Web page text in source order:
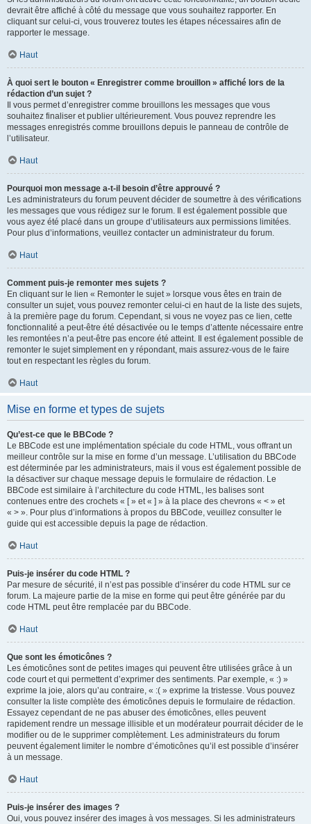
devrait être affiché à côté du message que vous souhaitez rapporter. En
cliquant sur celui-ci, vous trouverez toutes les étapes nécessaires afin de
rapporter le message.
Haut
À quoi sert le bouton « Enregistrer comme brouillon » affiché lors de la
rédaction d’un sujet ?
Il vous permet d’enregistrer comme brouillons les messages que vous
souhaitez finaliser et publier ultérieurement. Vous pouvez reprendre les
messages enregistrés comme brouillons depuis le panneau de contrôle de
l’utilisateur.
Haut
Pourquoi mon message a-t-il besoin d’être approuvé ?
Les administrateurs du forum peuvent décider de soumettre à des vérifications
les messages que vous rédigez sur le forum. Il est également possible que
vous ayez été placé dans un groupe d’utilisateurs aux permissions limitées.
Pour plus d’informations, veuillez contacter un administrateur du forum.
Haut
Comment puis-je remonter mes sujets ?
En cliquant sur le lien « Remonter le sujet » lorsque vous êtes en train de
consulter un sujet, vous pouvez remonter celui-ci en haut de la liste des sujets,
à la première page du forum. Cependant, si vous ne voyez pas ce lien, cette
fonctionnalité a peut-être été désactivée ou le temps d’attente nécessaire entre
les remontées n’a peut-être pas encore été atteint. Il est également possible de
remonter le sujet simplement en y répondant, mais assurez-vous de le faire
tout en respectant les règles du forum.
Haut
Mise en forme et types de sujets
Qu’est-ce que le BBCode ?
Le BBCode est une implémentation spéciale du code HTML, vous offrant un
meilleur contrôle sur la mise en forme d’un message. L’utilisation du BBCode
est déterminée par les administrateurs, mais il vous est également possible de
la désactiver sur chaque message depuis le formulaire de rédaction. Le
BBCode est similaire à l’architecture du code HTML, les balises sont
contenues entre des crochets « [ » et « ] » à la place des chevrons « < » et
« > ». Pour plus d’informations à propos du BBCode, veuillez consulter le
guide qui est accessible depuis la page de rédaction.
Haut
Puis-je insérer du code HTML ?
Par mesure de sécurité, il n’est pas possible d’insérer du code HTML sur ce
forum. La majeure partie de la mise en forme qui peut être générée par du
code HTML peut être remplacée par du BBCode.
Haut
Que sont les émoticônes ?
Les émoticônes sont de petites images qui peuvent être utilisées grâce à un
code court et qui permettent d’exprimer des sentiments. Par exemple, « :) »
exprime la joie, alors qu’au contraire, « :( » exprime la tristesse. Vous pouvez
consulter la liste complète des émoticônes depuis le formulaire de rédaction.
Essayez cependant de ne pas abuser des émoticônes, elles peuvent
rapidement rendre un message illisible et un modérateur pourrait décider de le
modifier ou de le supprimer complètement. Les administrateurs du forum
peuvent également limiter le nombre d’émoticônes qu’il est possible d’insérer
à un message.
Haut
Puis-je insérer des images ?
Oui, vous pouvez insérer des images à vos messages. Si les administrateurs